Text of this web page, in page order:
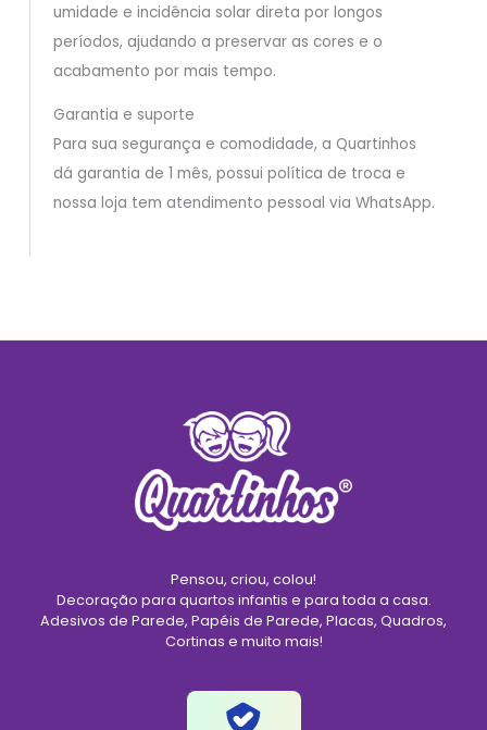
umidade e incidência solar direta por longos
períodos, ajudando a preservar as cores e o
acabamento por mais tempo.
Garantia e suporte
Para sua segurança e comodidade, a Quartinhos
dá garantia de 1 mês, possui política de troca e
nossa loja tem atendimento pessoal via WhatsApp.
Pensou, criou, colou!
Decoração para quartos infantis e para toda a casa.
Adesivos de Parede, Papéis de Parede, Placas, Quadros,
Cortinas e muito mais!